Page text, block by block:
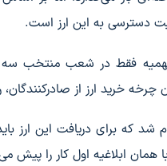
دسترسی به این ارز است.
سهمیه فقط در شعب منتخب
خرید ارز از
شد که برای دریافت این
همان ابلاغیه اول کار را پیش